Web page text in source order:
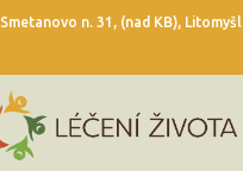
Smetanovo n. 31, (nad KB), Litomyšl